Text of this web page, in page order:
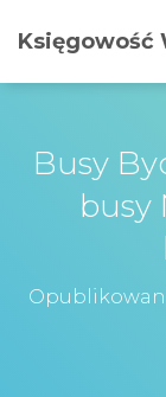
Księgowość
Busy
busy